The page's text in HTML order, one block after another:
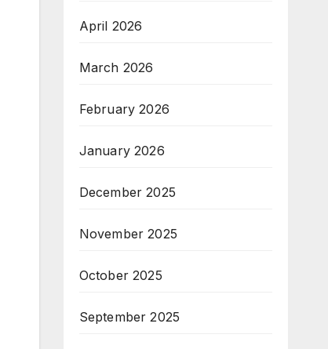
April 2026
March 2026
February 2026
January 2026
December 2025
November 2025
October 2025
September 2025